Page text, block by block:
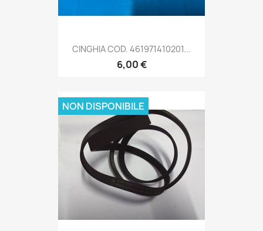
CINGHIA COD. 461971410201...
6,00 €
NON DISPONIBILE